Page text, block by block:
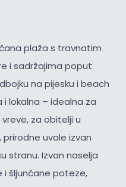
plaža s travnatim
i sadržajima poput
na pijesku i beach
lokalna – idealna za
za obitelji u
prirodne uvale izvan
stranu. Izvan naselja
i šljunčane poteze,